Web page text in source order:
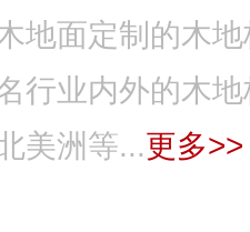
地面定制的木
行业内外的木
美洲等...更多>>